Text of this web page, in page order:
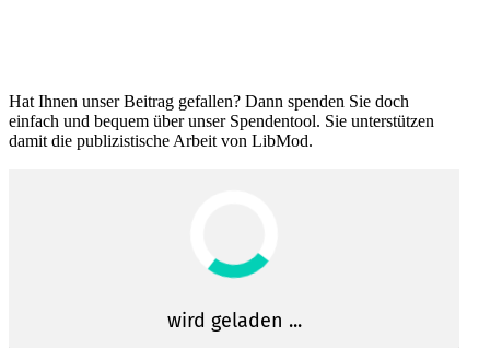
Hat Ihnen unser Beitrag gefallen? Dann spenden Sie doch
einfach und bequem über unser Spendentool. Sie unter­stützen
damit die publi­zis­tische Arbeit von LibMod.